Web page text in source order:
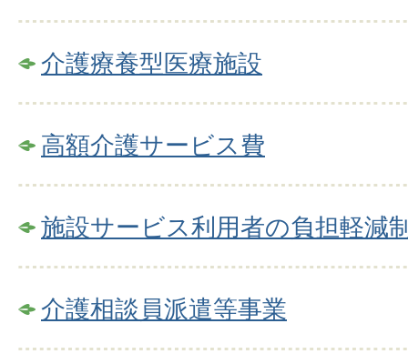
介護療養型医療施設
高額介護サービス費
施設サービス利用者の負担軽減
介護相談員派遣等事業